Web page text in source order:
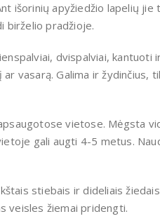
išorinių apyžiedžio lapelių jie
birželio pradžioje.
dvispalviai, kantuoti
vasarą. Galima ir žydinčius,
vietose. Mėgsta
gali augti 4-5 metus.
stiebais ir dideliais
veisles žiemai pridengti.